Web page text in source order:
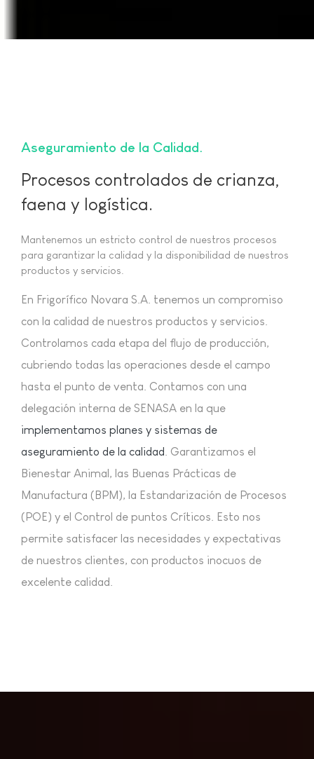
Aseguramiento de la Calidad
Procesos controlados de crianza,
faena y logística.
Mantenemos un estricto control de nuestros procesos
para garantizar la calidad y la disponibilidad de nuestros
productos y servicios.
En Frigorífico Novara S.A. tenemos un compromiso
con la calidad de nuestros productos y servicios.
Controlamos cada etapa del flujo de producción,
cubriendo todas las operaciones desde el campo
hasta el punto de venta. Contamos con una
delegación interna de SENASA en la que
implementamos planes y sistemas de
aseguramiento de la calidad. Garantizamos el
Bienestar Animal, las Buenas Prácticas de
Manufactura (BPM), la Estandarización de Procesos
(POE) y el Control de puntos Críticos. Esto nos
permite satisfacer las necesidades y expectativas
de nuestros clientes, con productos inocuos de
excelente calidad.